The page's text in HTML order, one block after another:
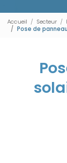
Accueil Secteur
Pose de